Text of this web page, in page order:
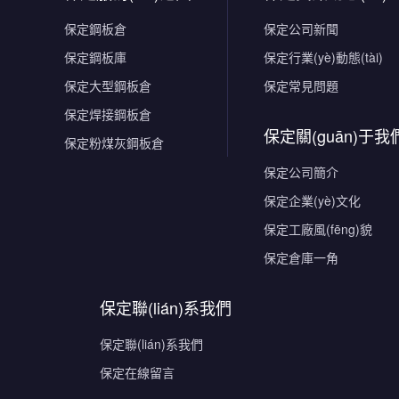
保定鋼板倉
保定鋼板庫
保定大型鋼板倉
保定焊接鋼板倉
保定粉煤灰鋼板倉
保定公司新聞
保定行業(yè)動態(tài)
保定常見問題
保定關(guān)于我
保定公司簡介
保定企業(yè)文化
保定工廠風(fēng)貌
保定倉庫一角
保定聯(lián)系我們
保定聯(lián)系我們
保定在線留言